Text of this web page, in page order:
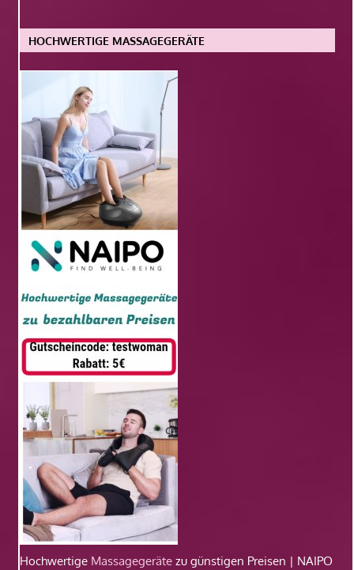
HOCHWERTIGE MASSAGEGERÄTE
Hochwertige Massagegeräte zu günstigen Preisen | NAIPO